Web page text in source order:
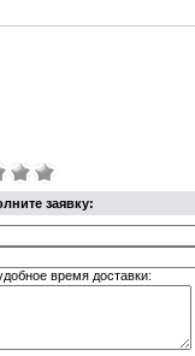
заявку:
время доставки: